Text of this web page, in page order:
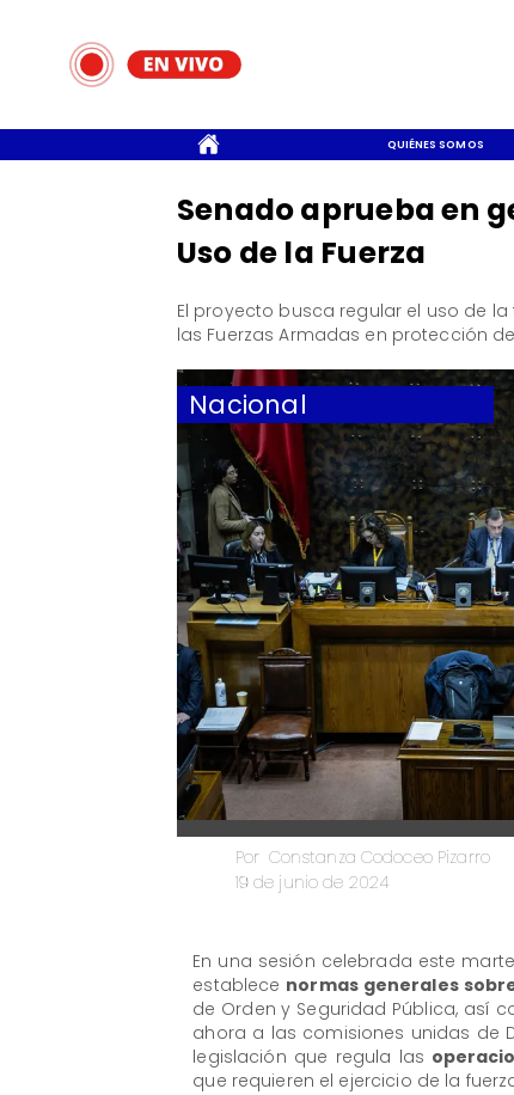
QUIÉNES SOMOS
Nacional
Constanza Codoceo Pizarro
Por
19 de junio de 2024
Senado aprueba en
Uso de la Fuerza
​El proyecto busca regular el uso de
las Fuerzas Armadas en protección
En una sesión celebrada este
establece normas generales
de Orden y Seguridad Pública, así
ahora a las comisiones unidas de
legislación que regula las
que requieren el ejercicio de la